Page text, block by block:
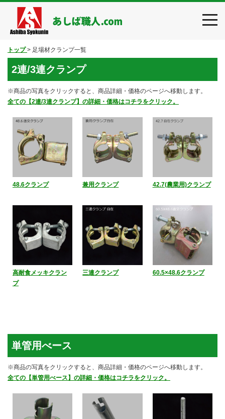
トップ > 足場材クランプ一覧
2連/3連クランプ
※商品の写真をクリックすると、商品詳細・価格のページへ移動します。
全ての【2連/3連クランプ】の詳細・価格はコチラをクリック。
48.6クランプ 兼用クランプ 42.7(農業用)クランプ
高耐食メッキクラン
プ
三連クランプ 60.5×48.6クランプ
単管用べース
※商品の写真をクリックすると、商品詳細・価格のページへ移動します。
全ての【単管用べース】の詳細・価格はコチラをクリック。